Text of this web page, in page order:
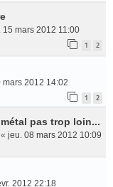
15 mars 2012 11:00
1 2
mars 2012 14:02
1 2
pas trop loin...
« jeu. 08 mars 2012 10:09
2012 22:18